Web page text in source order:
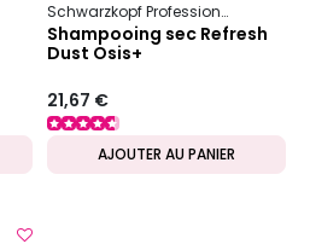
Boucles & OndulationsSchwarzkopf Professional
Shampooing sec Refresh
Dust Osis+
21,67 €
AJOUTER AU PANIER